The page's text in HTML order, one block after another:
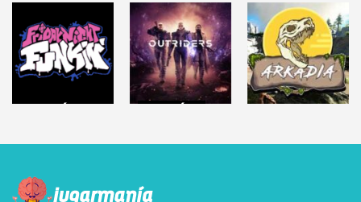
CRIME SCENE
CLEANER
6.33K
Roblox: SQUID
GAME
45.3K
KNOCKOUT
CITY
6.85K
148K
ACCIÓN